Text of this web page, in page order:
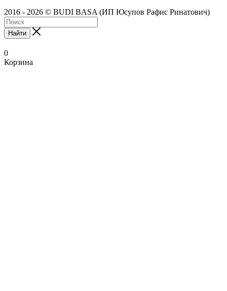
2016 - 2026 © BUDI BASA (ИП Юсупов Рафис Ринатович)
Найти
0
Корзина